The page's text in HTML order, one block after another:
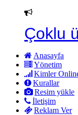
Çoklu
Anasayfa
Yönetim
Kimler
Kurallar
Resim yükle
İletişim
Reklam Ver